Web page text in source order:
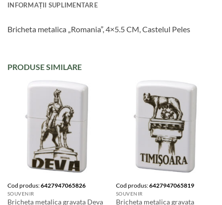
INFORMAȚII SUPLIMENTARE
Bricheta metalica „Romania”, 4×5.5 CM, Castelul Peles
PRODUSE SIMILARE
Cod produs:6427947065826
SOUVENIR
Bricheta metalica gravata Deva
Cod produs:6427947065819
SOUVENIR
Bricheta metalica gravata